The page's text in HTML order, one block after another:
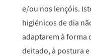
e/ou nos lençóis.
higiénicos de dia
adaptarem à forma
deitado, à postura